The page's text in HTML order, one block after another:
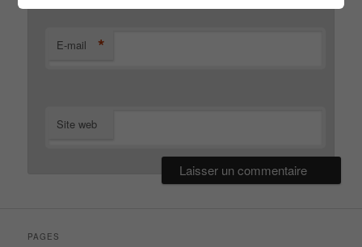
E-mail *
Site web
PAGES